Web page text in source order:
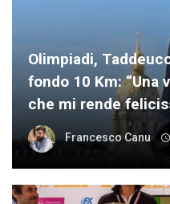
Olimpiadi,
fondo 10 Km:
che mi rende
Francesco Canu